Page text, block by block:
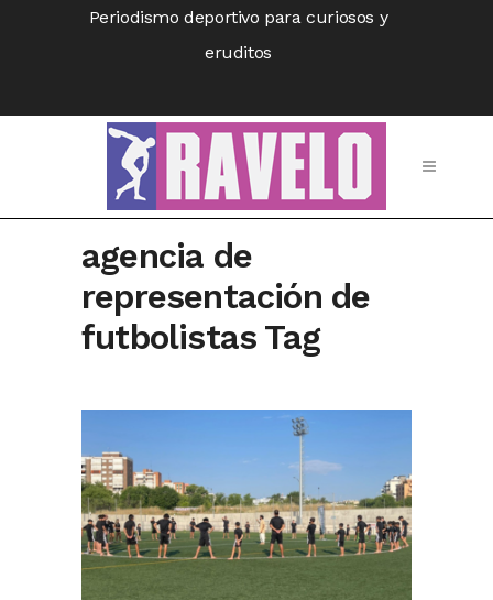
Periodismo deportivo para curiosos y
eruditos
agencia de
representación de
futbolistas Tag